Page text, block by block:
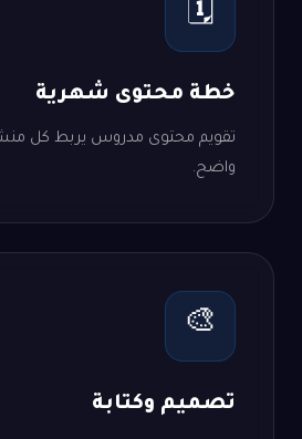
🗓️
خطة محتوى شهرية
تقويم محتوى مدروس يربط كل
واضح.
🎨
تصميم وكتابة